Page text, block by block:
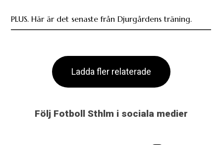
PLUS. Här är det senaste från Djurgårdens träning.
Ladda fler relaterade
Följ Fotboll Sthlm i sociala medier